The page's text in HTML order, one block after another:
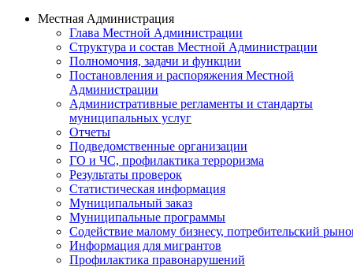
Местная Администрация
Глава Местной Администрации
Структура и состав Местной Администрации
Полномочия, задачи и функции
Постановления и распоряжения Местной
Администрации
Административные регламенты и стандарты
муниципальных услуг
Отчеты
Подведомственные организации
ГО и ЧС, профилактика терроризма
Результаты проверок
Статистическая информация
Муниципальный заказ
Муниципальные программы
Содействие малому бизнесу, потребительский
Информация для мигрантов
Профилактика правонарушений